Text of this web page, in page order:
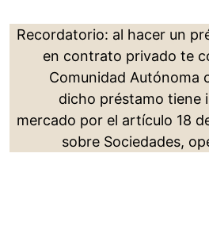
Recordatorio: al hacer un
en contrato privado te
Comunidad Autónoma
dicho préstamo tiene
mercado por el artículo 18
sobre Sociedades,